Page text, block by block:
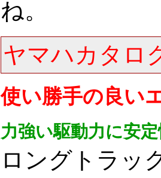
ね。
ヤマハカタロ
使い勝手の良い
力強い駆動力に安
ロングトラッ